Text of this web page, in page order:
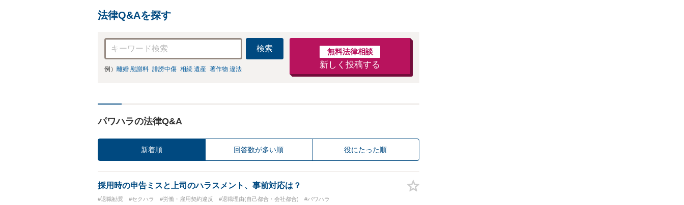
法律Q&Aを探す
検索
例） 離婚 慰謝料 誹謗中傷 相続 遺産 著作物 違法
無料法律相談
新しく投稿する
パワハラの法律Q&A
新着順 回答数が多い順 役にたった順
採用時の申告ミスと上司のハラスメント、事前対応は？
#退職勧奨 #セクハラ #労働・雇用契約違反 #退職理由(自己都合・会社都合) #パワハラ